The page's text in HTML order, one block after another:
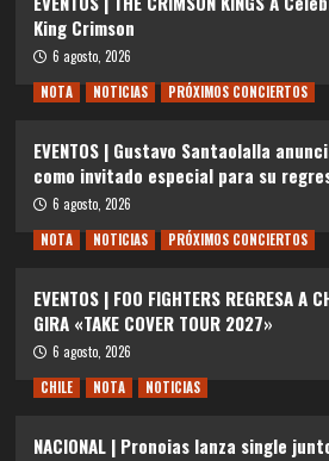
King Crimson
6 agosto, 2026
NOTA
NOTICIAS PRÓXIMOS CONCIERTOS
EVENTOS | Gustavo Santaolalla
como invitado especial para su
6 agosto, 2026
NOTA
NOTICIAS PRÓXIMOS CONCIERTOS
EVENTOS | FOO FIGHTERS REGRESA A
GIRA «TAKE COVER TOUR 2027»
6 agosto, 2026
CHILE
NOTA NOTICIAS
NACIONAL | Pronoias lanza single